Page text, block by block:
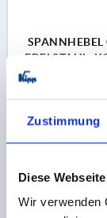
Zustimmung
Diese
Wir verwenden
EDELSTAHL,
D1=12
D2=32
17,55 CHF